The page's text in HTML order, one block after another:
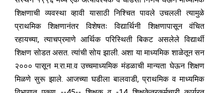
शिक्षणाची व्यवस्था व्हावी यासाठी निश्चित पावले उचलली त्यामुळे
प्राथमिक शिक्षणानंतर विशेषतः विद्यार्थिनी शिक्षणापासून वंचित
रहायच्या, त्याचप्रमाणे आर्थिक परिस्थिती बिकट असलेले विद्यार्थी
शिक्षण सोडत असत. त्यांची सोय झाली. अशा या माध्यमिक शाळेतून सन
२००० पासून म.रा.मा.व उच्चमाध्यमिक मंडळाची मान्यता घेऊन शिक्षण
मिळणे सुरू झाले. आजच्या घडीला बालवाडी, प्राथमिक व माध्यमिक